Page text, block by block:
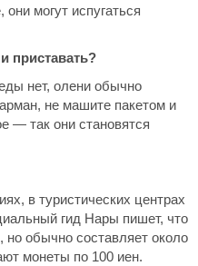
могут испугаться
приставать?
нет, олени обычно
не машите пакетом и
— так они становятся
в туристических центрах
гид Нары пишет, что
но обычно составляет около
монеты по 100 иен.